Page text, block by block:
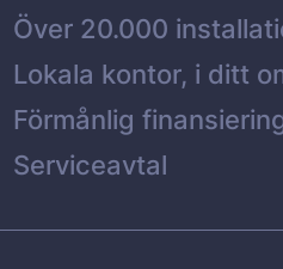
Över 20.000
Lokala kontor, i ditt
Förmånlig
Serviceavtal